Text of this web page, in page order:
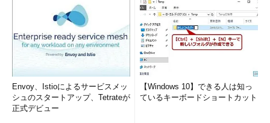
Envoy、Istioによるサービスメッ
シュのスタートアップ、Tetrateが
正式デビュー
【Windows 10】できる人は知っ
ているキーボードショートカット